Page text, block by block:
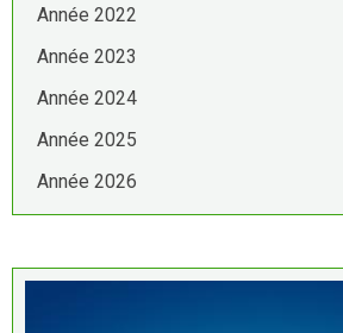
Année 2022
Année 2023
Année 2024
Année 2025
Année 2026